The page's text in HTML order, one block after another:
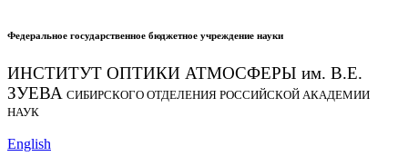
Федеральное государственное бюджетное учреждение науки
ИНСТИТУТ ОПТИКИ АТМОСФЕРЫ им. В.Е.
ЗУЕВА СИБИРСКОГО ОТДЕЛЕНИЯ РОССИЙСКОЙ АКАДЕМИИ
НАУК
English